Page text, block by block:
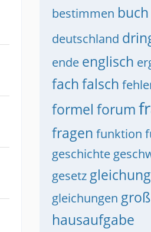
bestimmen buch
deutschland
ende englisch
fachfalsch
formel forum
fragen funktion
geschichte
gesetz gleichung
gleichungen groß
hausaufgabe